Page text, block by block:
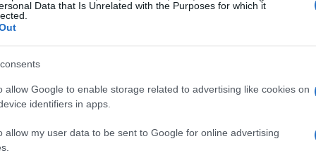
Data that Is Unrelated with the Purposes for which it
allow Google to enable storage related to advertising like cookies on
identifiers in apps.
allow my user data to be sent to Google for online advertising